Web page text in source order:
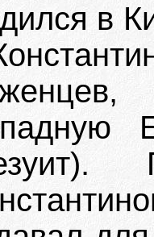
в